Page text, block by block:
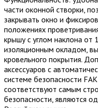
части оконной створки,
закрывать окно и
положениях
крышу с углом наклона от
изоляционным окладом,
кровельного покрытия.
аксессуаров c
системе безопасности
соответствуют самым
безопасности, являются